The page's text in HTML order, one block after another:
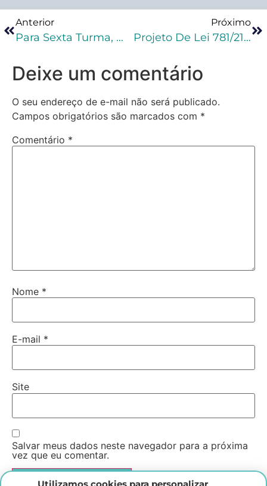
Anterior
Para Sexta Turma, Mandado Não Precisa Detalhar Tipo De Documento A Ser Apreendido, Mesmo Que Sigiloso
Próximo
Projeto De Lei 781/21 Reitera Proibição Da Tese De Legítima Defesa Da Honra Em Crimes De Feminicídio
Deixe um comentário
O seu endereço de e-mail não será publicado.
Campos obrigatórios são marcados com *
Comentário *
Nome *
E-mail *
Site
Salvar meus dados neste navegador para a próxima
vez que eu comentar.
Utilizamos cookies para personalizar